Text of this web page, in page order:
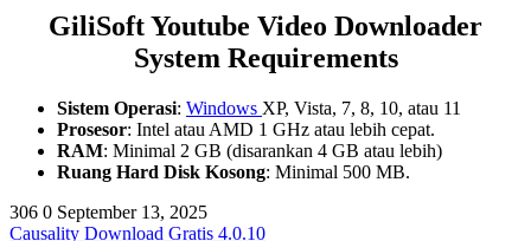
GiliSoft Youtube Video Downloader
System Requirements
Sistem Operasi: Windows XP, Vista, 7, 8, 10, atau 11
Prosesor: Intel atau AMD 1 GHz atau lebih cepat.
RAM: Minimal 2 GB (disarankan 4 GB atau lebih)
Ruang Hard Disk Kosong: Minimal 500 MB.
306 0 September 13, 2025
Causality Download Gratis 4.0.10